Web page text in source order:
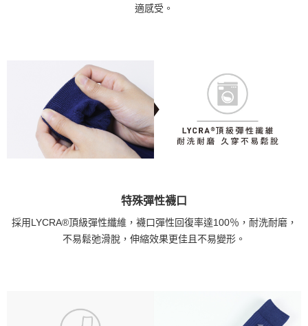
適感受。
特殊彈性襪口
採用LYCRA®頂級彈性纖維，襪口彈性回復率達100％，耐洗耐磨，
不易鬆弛滑脫，伸縮效果更佳且不易變形。